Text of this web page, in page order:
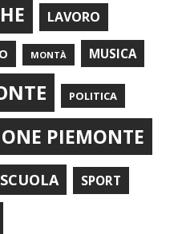
LAVORO
MONTÀ MUSICA
POLITICA
PIEMONTE
SCUOLA SPORT